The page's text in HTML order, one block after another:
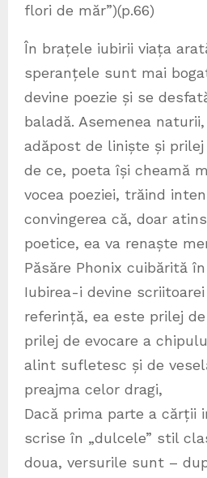
flori de măr”)(p.66)
În brațele iubirii viața
speranțele sunt mai
devine poezie și se
baladă. Asemenea
adăpost de liniște și
de ce, poeta își cheamă
vocea poeziei, trăind
convingerea că, doar
poetice, ea va renaște
Păsăre Phonix cuibărită
Iubirea-i devine
referință, ea este prilej
prilej de evocare a
alint sufletesc și de
preajma celor dragi,
Dacă prima parte a cărții
scrise în „dulcele” stil
doua, versurile sunt –